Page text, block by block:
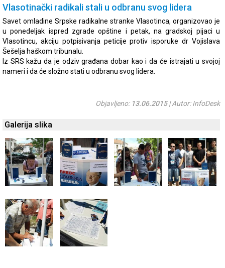
Vlasotinački radikali stali u odbranu svog lidera
Savet omladine Srpske radikalne stranke Vlasotinca, organizovao je
u ponedeljak ispred zgrade opštine i petak, na gradskoj pijaci u
Vlasotincu, akciju potpisivanja peticije protiv isporuke dr Vojislava
Šešelja haškom tribunalu.
Iz SRS kažu da je odziv građana dobar kao i da će istrajati u svojoj
nameri i da će složno stati u odbranu svog lidera.
Objavljeno: 13.06.2015| Autor: InfoDesk
Galerija slika